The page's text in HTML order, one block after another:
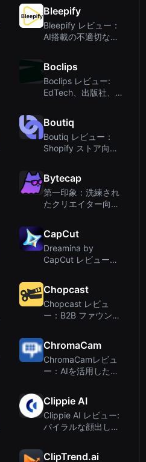
Bleepify
Bleepify レビュー：
AI搭載の不適切な言
Boclips
Boclips レビュー:
EdTech、出版社、学
Boutiq
Boutiq レビュー：
Shopify ストア向け
Bytecap
第一印象：洗練され
たクリエイター向け
CapCut
Dreamina by
CapCut レビュー：
Chopcast
Chopcast レビュ
ー：B2B ファウンダ
ップサービス
ChromaCam
ChromaCamレビュ
ー：AIを活用した背
Clippie AI
Clippie AI レビュー:
バイラルな顔出しな
ClipTrend.ai